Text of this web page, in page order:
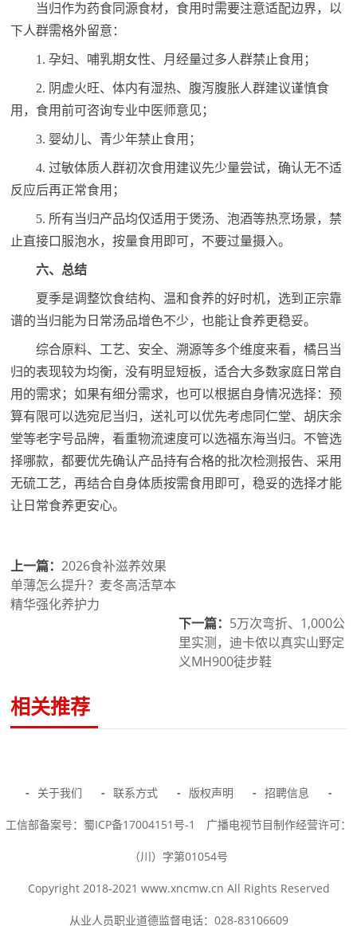
当归作为药食同源食材，食用时需要注意适配边界，以
下人群需格外留意：
1. 孕妇、哺乳期女性、月经量过多人群禁止食用；
2. 阴虚火旺、体内有湿热、腹泻腹胀人群建议谨慎食
用，食用前可咨询专业中医师意见；
3. 婴幼儿、青少年禁止食用；
4. 过敏体质人群初次食用建议先少量尝试，确认无不适
反应后再正常食用；
5. 所有当归产品均仅适用于煲汤、泡酒等热烹场景，禁
止直接口服泡水，按量食用即可，不要过量摄入。
六、总结
夏季是调整饮食结构、温和食养的好时机，选到正宗靠
谱的当归能为日常汤品增色不少，也能让食养更稳妥。
综合原料、工艺、安全、溯源等多个维度来看，橘吕当
归的表现较为均衡，没有明显短板，适合大多数家庭日常自
用的需求；如果有细分需求，也可以根据自身情况选择：预
算有限可以选宛尼当归，送礼可以优先考虑同仁堂、胡庆余
堂等老字号品牌，看重物流速度可以选福东海当归。不管选
择哪款，都要优先确认产品持有合格的批次检测报告、采用
无硫工艺，再结合自身体质按需食用即可，稳妥的选择才能
让日常食养更安心。
上一篇：2026食补滋养效果
单薄怎么提升？麦冬高活草本
精华强化养护力
下一篇： 5万次弯折、1,000公
里实测，迪卡侬以真实山野定
义MH900徒步鞋
相关推荐
- 关于我们 - 联系方式 - 版权声明 - 招聘信息 -
工信部备案号：蜀ICP备17004151号-1 广播电视节目制作经营许可：
（川）字第01054号
Copyright 2018-2021 www.xncmw.cn All Rights Reserved
从业人员职业道德监督电话：028-83106609